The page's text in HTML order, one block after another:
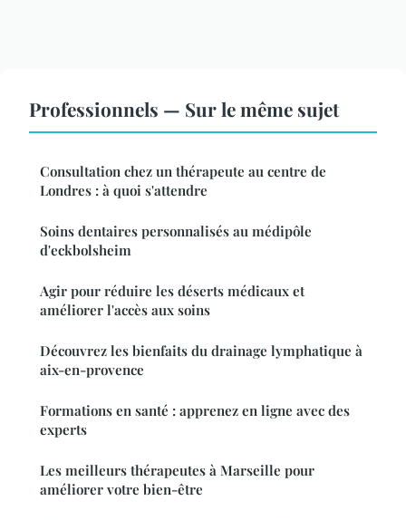
Professionnels — Sur le même sujet
Consultation chez un thérapeute au centre de
Londres : à quoi s'attendre
Soins dentaires personnalisés au médipôle
d'eckbolsheim
Agir pour réduire les déserts médicaux et
améliorer l'accès aux soins
Découvrez les bienfaits du drainage lymphatique à
aix-en-provence
Formations en santé : apprenez en ligne avec des
experts
Les meilleurs thérapeutes à Marseille pour
améliorer votre bien-être